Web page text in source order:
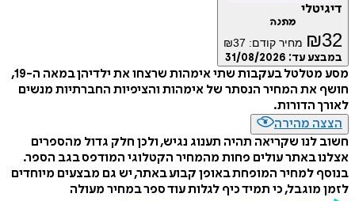
דיגיטלי
מתנה
₪32 מחיר קודם: ₪37
במבצע עד: 31/08/2026
מסע מטלטל בעקבות שתי אימהות שרצחו את ילדיהן במאה ה-19,
חושף את המחיר הנסתר של אימהות והציפיות החברתיות מנשים
לאורך הדורות.
הצצה מהירה
חשוב לנו שקריאה תהיה תענוג נגיש, ולכן חלק גדול מהספרים
אצלנו באתר עולים פחות מהמחיר הקטלוגי המודפס בגב הספר.
בנוסף למחיר המופחת באופן קבוע באתר, יש גם מבצעים מיוחדים
לזמן מוגבל, כי תמיד כיף לגלות עוד ספר במחיר מעולה